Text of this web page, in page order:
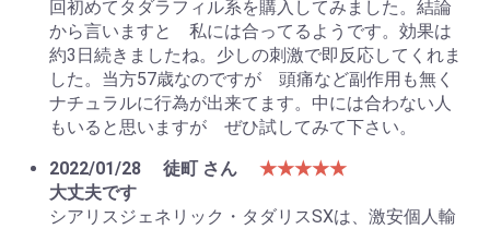
回初めてタダラフィル系を購入してみました。結論
から言いますと 私には合ってるようです。効果は
約3日続きましたね。少しの刺激で即反応してくれま
した。当方57歳なのですが 頭痛など副作用も無く
ナチュラルに行為が出来てます。中には合わない人
もいると思いますが ぜひ試してみて下さい。
2022/01/28
徒町 さん
★★★★★
大丈夫です
シアリスジェネリック・タダリスSXは、激安個人輸